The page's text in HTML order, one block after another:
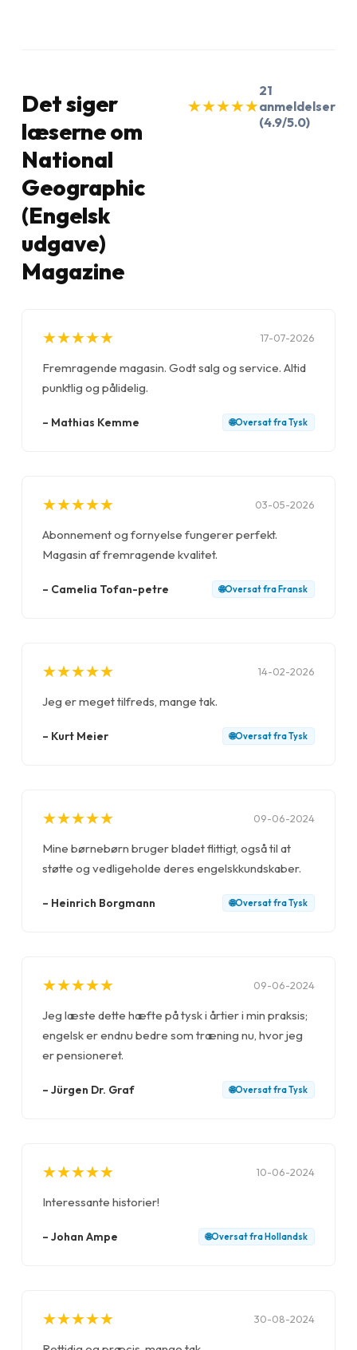
Det siger
læserne om
National
Geographic
(Engelsk
udgave)
Magazine
★
★★
★★
★★
★★
★
21
anmeldelser
(4.9/5.0)
★
★★
★★
★★
★★
★ 17-07-2026
Fremragende magasin. Godt salg og service. Altid
punktlig og pålidelig.
– Mathias Kemme 🌐Oversat fraTysk
★
★★
★★
★★
★★
★ 03-05-2026
Abonnement og fornyelse fungerer perfekt.
Magasin af fremragende kvalitet.
– Camelia Tofan-petre 🌐Oversat fra Fransk
★
★★
★★
★★
★★
★ 14-02-2026
Jeg er meget tilfreds, mange tak.
– Kurt Meier 🌐Oversat fraTysk
★
★★
★★
★★
★★
★ 09-06-2024
Mine børnebørn bruger bladet flittigt, også til at
støtte og vedligeholde deres engelskkundskaber.
– Heinrich Borgmann 🌐Oversat fraTysk
★
★★
★★
★★
★★
★ 09-06-2024
Jeg læste dette hæfte på tysk i årtier i min praksis;
engelsk er endnu bedre som træning nu, hvor jeg
er pensioneret.
– Jürgen Dr. Graf 🌐Oversat fraTysk
★
★★
★★
★★
★★
★ 10-06-2024
Interessante historier!
– Johan Ampe 🌐Oversat fra Hollandsk
★
★★
★★
★★
★★
★ 30-08-2024